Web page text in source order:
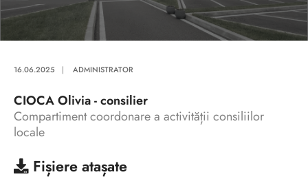
16.06.2025 | ADMINISTRATOR
CIOCA Olivia - consilier
Compartiment coordonare a activității consiliilor
locale
Fișiere atașate